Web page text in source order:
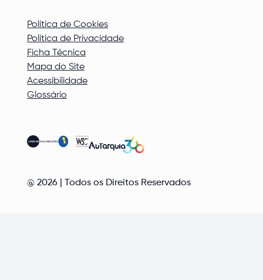
Política de Cookies
Política de Privacidade
Ficha Técnica
Mapa do Site
Acessibilidade
Glossário
@ 2026 | Todos os Direitos Reservados